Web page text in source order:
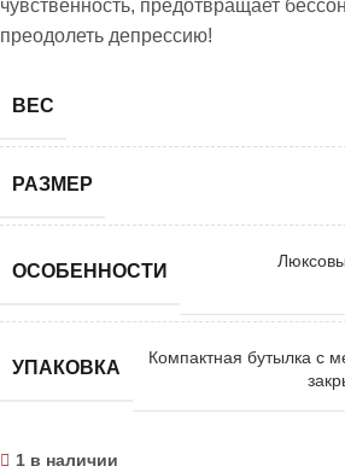
чувственность, предотвращает
преодолеть депрессию!
ВЕС
РАЗМЕР
ОСОБЕННОСТИ
УПАКОВКА
Компактная бутылка с
1 в наличии